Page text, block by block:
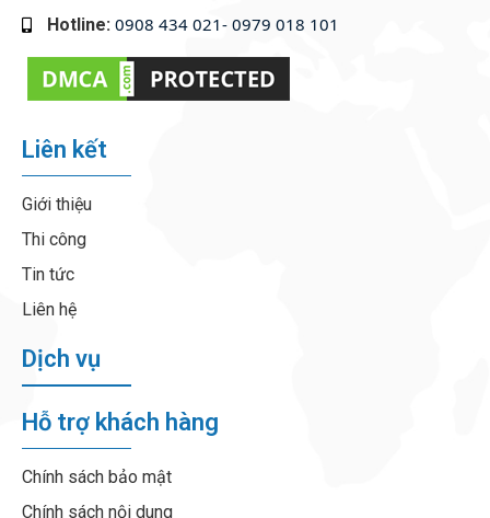
Hotline: 0908 434 021- 0979 018 101
Liên kết
Giới thiệu
Thi công
Tin tức
Liên hệ
Dịch vụ
Hỗ trợ khách hàng
Chính sách bảo mật
Chính sách nội dung